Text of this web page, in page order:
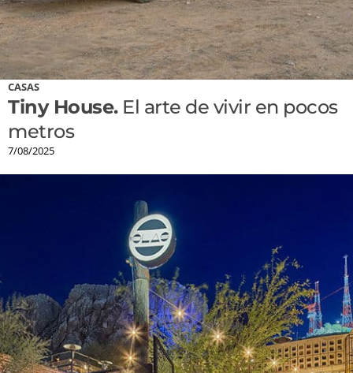
CASAS
Tiny House.El arte de vivir en pocos
metros
7/08/2025